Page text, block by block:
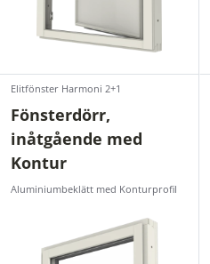
Elitfönster Harmoni 2+1
Fönsterdörr,
inåtgående med
Kontur
Aluminiumbeklätt med Konturprofil